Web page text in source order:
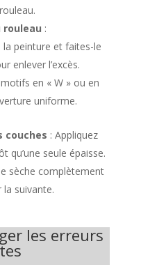
:
peinture et faites-le
enlever l’excès.
en « W » ou en
uniforme.
couches : Appliquez
qu’une seule épaisse.
sèche complètement
la suivante.
les erreurs